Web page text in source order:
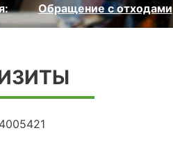
Обращение с отходами